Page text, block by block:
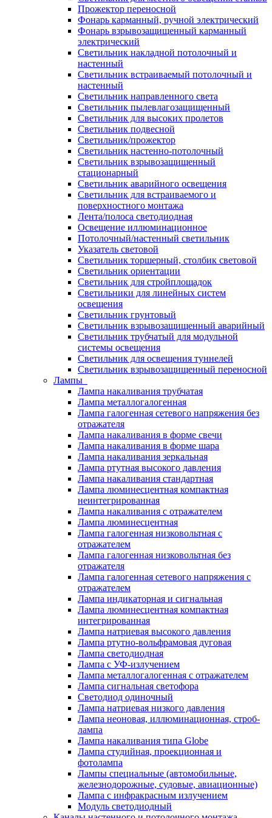
Прожектор переносной
Фонарь карманный, ручной электрический
Фонарь взрывозащищенный карманный
электрический
Светильник накладной потолочный и
настенный
Светильник встраиваемый потолочный и
настенный
Светильник направленного света
Светильник пылевлагозащищенный
Светильник для высоких пролетов
Светильник подвесной
Светильник/прожектор
Светильник настенно-потолочный
Светильник взрывозащищенный
стационарный
Светильник аварийного освещения
Светильник для встраиваемого и
поверхностного монтажа
Лента/полоса светодиодная
Освещение иллюминационное
Потолочный/настенный светильник
Указатель световой
Светильник торшерный, столбик световой
Светильник ориентации
Светильник для стройплощадок
Светильники для линейных систем
освещения
Светильник грунтовый
Светильник взрывозащищенный аварийный
Светильник трубчатый для модульной
системы освещения
Светильник для освещения туннелей
Светильник взрывозащищенный переносной
Лампы
Лампа накаливания трубчатая
Лампа металлогалогенная
Лампа галогенная сетевого напряжения без
отражателя
Лампа накаливания в форме свечи
Лампа накаливания в форме шара
Лампа накаливания зеркальная
Лампа ртутная высокого давления
Лампа накаливания стандартная
Лампа люминесцентная компактная
неинтегрированная
Лампа накаливания с отражателем
Лампа люминесцентная
Лампа галогенная низковольтная с
отражателем
Лампа галогенная низковольтная без
отражателя
Лампа галогенная сетевого напряжения с
отражателем
Лампа индикаторная и сигнальная
Лампа люминесцентная компактная
интегрированная
Лампа натриевая высокого давления
Лампа ртутно-вольфрамовая дуговая
Лампа светодиодная
Лампа с УФ-излучением
Лампа металлогалогенная с отражателем
Лампа сигнальная светофора
Светодиод одиночный
Лампа натриевая низкого давления
Лампа неоновая, иллюминационная, строб-
лампа
Лампа накаливания типа Globe
Лампа студийная, проекционная и
фотолампа
Лампы специальные (автомобильные,
железнодорожные, судовые, авиационные)
Лампа с инфракрасным излучением
Модуль светодиодный